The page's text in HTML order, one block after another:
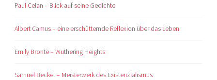
Paul Celan – Blick auf seine Gedichte
Albert Camus – eine erschütternde Reflexion über das Leben
Emily Brontë – Wuthering Heights
Samuel Becket – Meisterwerk des Existenzialismus